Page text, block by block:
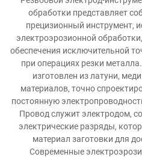
обработки представляет
прецизионный инструмент,
электроэрозионной
обеспечения исключительной
при операциях резки
изготовлен из латуни,
материалов, точно
постоянную
Провод служит электродом,
электрические разряды,
материал заготовки для
Современные